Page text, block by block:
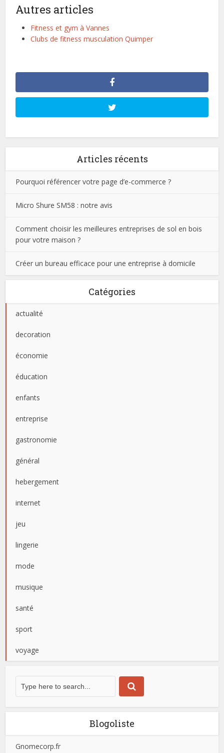
Autres articles
Fitness et gym à Vannes
Clubs de fitness musculation Quimper
Articles récents
Pourquoi référencer votre page d’e-commerce ?
Micro Shure SM58 : notre avis
Comment choisir les meilleures entreprises de sol en bois
pour votre maison ?
Créer un bureau efficace pour une entreprise à domicile
Catégories
actualité
decoration
économie
éducation
enfants
entreprise
gastronomie
général
hebergement
internet
jeu
lingerie
mode
musique
santé
sport
voyage
Blogoliste
Gnomecorp.fr